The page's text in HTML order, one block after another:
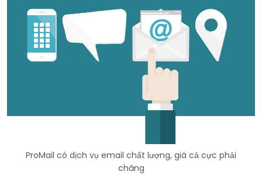
ProMail có dịch vụ email chất lượng, giá cả cực phải
chăng